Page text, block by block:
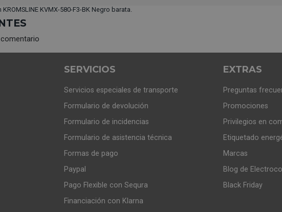
KVMX-580-F3-BK Negro barata.
SERVICIOS
Servicios especiales de transporte
Formulario de devolución
Formulario de incidencias
Formulario de asistencia técnica
Formas de pago
Paypal
Pago Flexible con Sequra
Financiación con Klarna
EXTRAS
Preguntas
Promociones
Privilegios en
Etiquetado
Marcas
Blog de
Black Friday